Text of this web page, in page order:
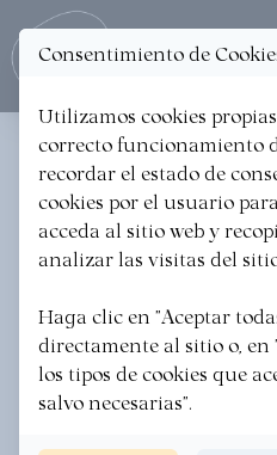
< Volver
APERITIVO
TXANGURRO
Consentimiento de
Utilizamos cookies
correcto funcionamiento
recordar el estado de
cookies por el usuario
acceda al sitio web y
analizar las visitas del
Haga clic en "Aceptar
directamente al sitio o,
los tipos de cookies que
salvo necesarias".